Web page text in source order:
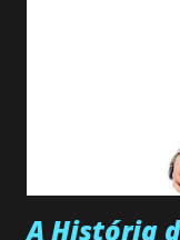
A História